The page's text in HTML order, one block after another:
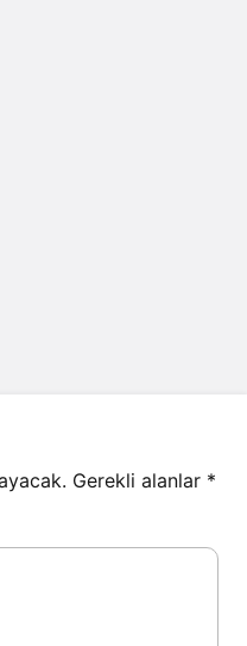
Gerekli alanlar *